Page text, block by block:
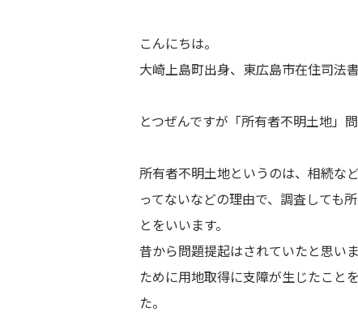
こんにちは。
大崎上島町出身、東広島市在住司法
とつぜんですが「所有者不明土地」
所有者不明土地というのは、相続な
ってないなどの理由で、調査しても
とをいいます。
昔から問題提起はされていたと思い
ために用地取得に支障が生じたこと
た。